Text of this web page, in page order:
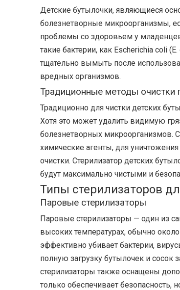
Детские бутылочки, являющиеся
болезнетворные микроорганизмы,
проблемы со здоровьем у
такие бактерии, как Escherichia coli
тщательно вымыть после
вредных организмов.
Традиционные методы очистки
Традиционно для чистки детских
Хотя это может удалить видимую
болезнетворных микроорганизмов.
химические агенты, для
очистки. Стерилизатор детских
будут максимально чистыми и
Типы стерилизаторов
Паровые стерилизаторы
Паровые стерилизаторы — один из
высоких температурах, обычно
эффективно убивает бактерии,
полную загрузку бутылочек и
стерилизаторы также оснащены
только обеспечивает безопасность,